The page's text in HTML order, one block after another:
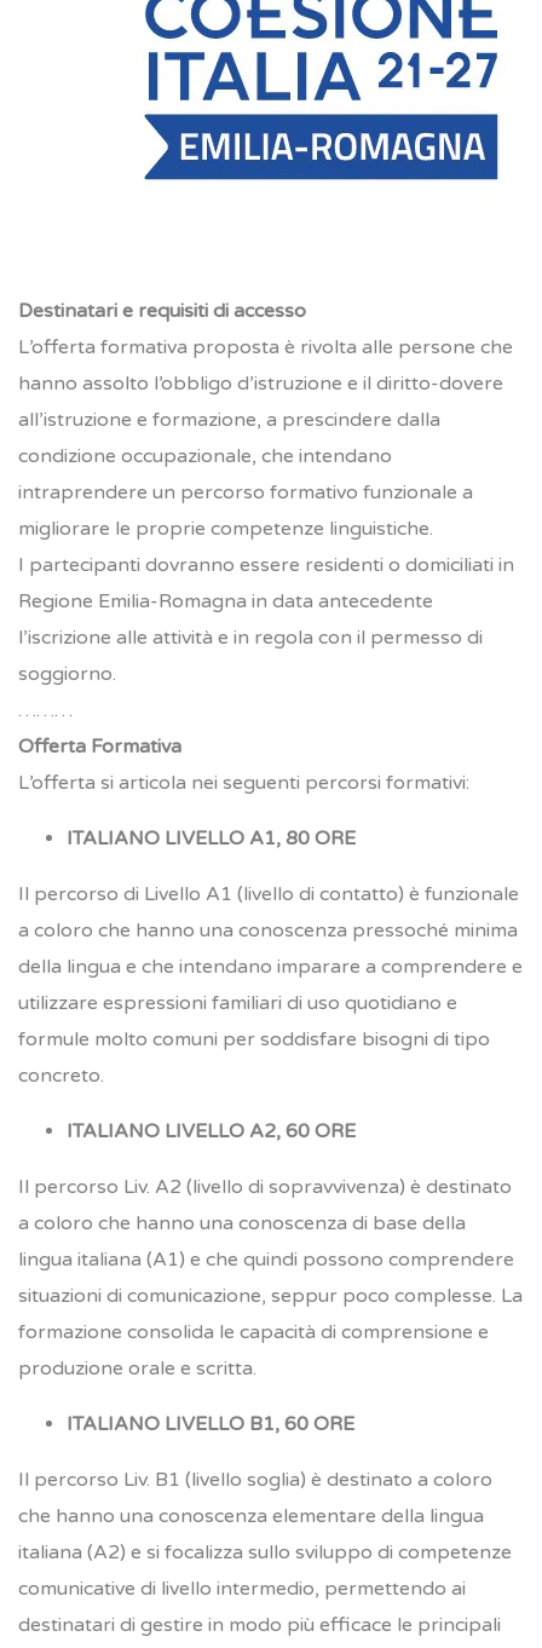
Destinatari e requisiti di accesso
L’offerta formativa proposta è rivolta alle persone che
hanno assolto l’obbligo d’istruzione e il diritto-dovere
all’istruzione e formazione, a prescindere dalla
condizione occupazionale, che intendano
intraprendere un percorso formativo funzionale a
migliorare le proprie competenze linguistiche.
I partecipanti dovranno essere residenti o domiciliati in
Regione Emilia-Romagna in data antecedente
l’iscrizione alle attività e in regola con il permesso di
soggiorno.
………
Offerta Formativa
L’offerta si articola nei seguenti percorsi formativi:
ITALIANO LIVELLO A1, 80 ORE
Il percorso di Livello A1 (livello di contatto) è funzionale
a coloro che hanno una conoscenza pressoché minima
della lingua e che intendano imparare a comprendere e
utilizzare espressioni familiari di uso quotidiano e
formule molto comuni per soddisfare bisogni di tipo
concreto.
ITALIANO LIVELLO A2, 60 ORE
Il percorso Liv. A2 (livello di sopravvivenza) è destinato
a coloro che hanno una conoscenza di base della
lingua italiana (A1) e che quindi possono comprendere
situazioni di comunicazione, seppur poco complesse. La
formazione consolida le capacità di comprensione e
produzione orale e scritta.
ITALIANO LIVELLO B1, 60 ORE
Il percorso Liv. B1 (livello soglia) è destinato a coloro
che hanno una conoscenza elementare della lingua
italiana (A2) e si focalizza sullo sviluppo di competenze
comunicative di livello intermedio, permettendo ai
destinatari di gestire in modo più efficace le principali